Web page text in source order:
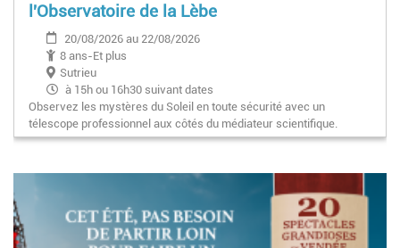
l'Observatoire de la Lèbe
20/08/2026 au 22/08/2026
8 ans-Et plus
Sutrieu
à 15h ou 16h30 suivant dates
Observez les mystères du Soleil en toute sécurité avec un
télescope professionnel aux côtés du médiateur scientifique.